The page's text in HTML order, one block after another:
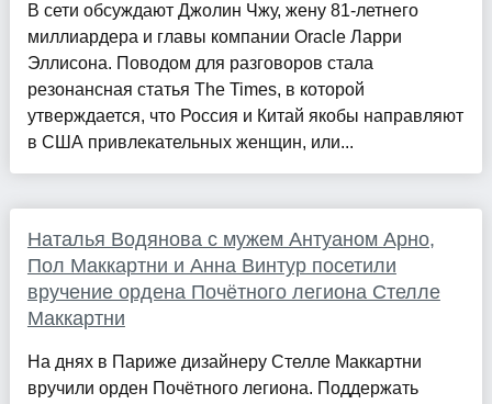
В сети обсуждают Джолин Чжу, жену 81-летнего
миллиардера и главы компании Oracle Ларри
Эллисона. Поводом для разговоров стала
резонансная статья The Times, в которой
утверждается, что Россия и Китай якобы направляют
в США привлекательных женщин, или...
Наталья Водянова с мужем Антуаном Арно,
Пол Маккартни и Анна Винтур посетили
вручение ордена Почётного легиона Стелле
Маккартни
На днях в Париже дизайнеру Стелле Маккартни
вручили орден Почётного легиона. Поддержать